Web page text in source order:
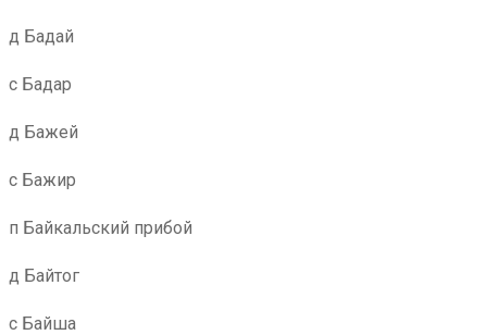
д Бадай
с Бадар
д Бажей
с Бажир
п Байкальский прибой
д Байтог
с Байша